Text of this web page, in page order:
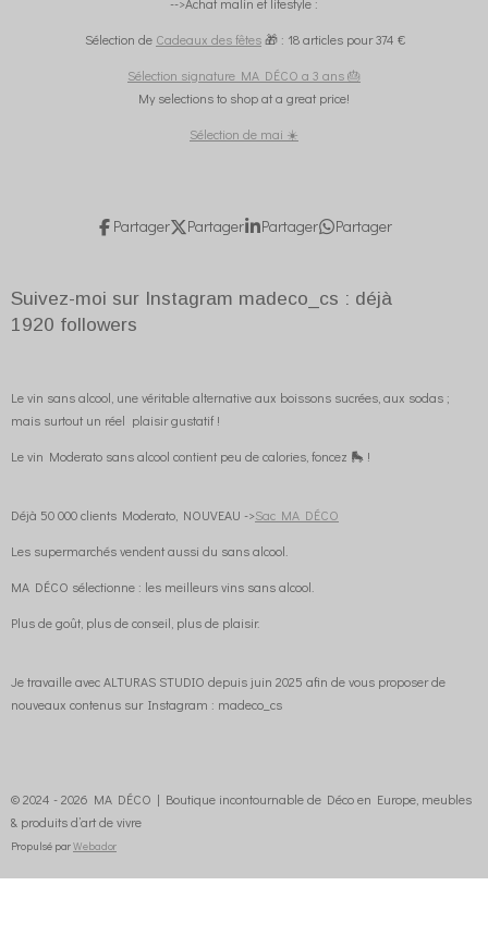
Sélection de Cadeaux des fêtes🎁 : 18 articles pour 374 €
Sélection signature MA DÉCO a 3 ans 🎂
My selections to shop at a great price!
Sélection de mai ☀️
Partager Partager Partager Partager
Suivez-moi sur Instagram madeco_cs : déjà
1920 followers
Le vin sans alcool, une véritable alternative aux boissons sucrées, aux sodas ;
mais surtout un réel plaisir gustatif !
Le vin Moderato sans alcool contient peu de calories, foncez 🛼 !
Déjà 50 000 clients Moderato, NOUVEAU ->Sac MA DÉCO
Les supermarchés vendent aussi du sans alcool.
MA DÉCO sélectionne : les meilleurs vins sans alcool.
Plus de goût, plus de conseil, plus de plaisir.
Je travaille avec ALTURAS STUDIO depuis juin 2025 afin de vous proposer de
nouveaux contenus sur Instagram : madeco_cs
© 2024 - 2026 MA DÉCO | Boutique incontournable de Déco en Europe, meubles
& produits d’art de vivre
Propulsé parWebador